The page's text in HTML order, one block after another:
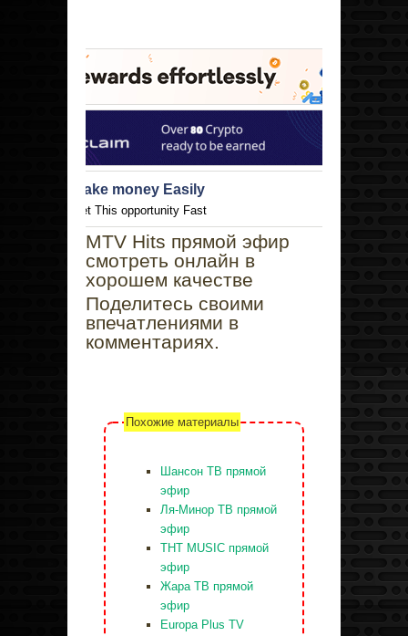
Make money Easily
Get This opportunity Fast
MTV Hits прямой эфир
смотреть онлайн в
хорошем качестве
Поделитесь своими
впечатлениями в
комментариях.
Похожие материалы
Шансон ТВ прямой
эфир
Ля-Минор ТВ прямой
эфир
ТНТ MUSIC прямой
эфир
Жара ТВ прямой
эфир
Europa Plus TV